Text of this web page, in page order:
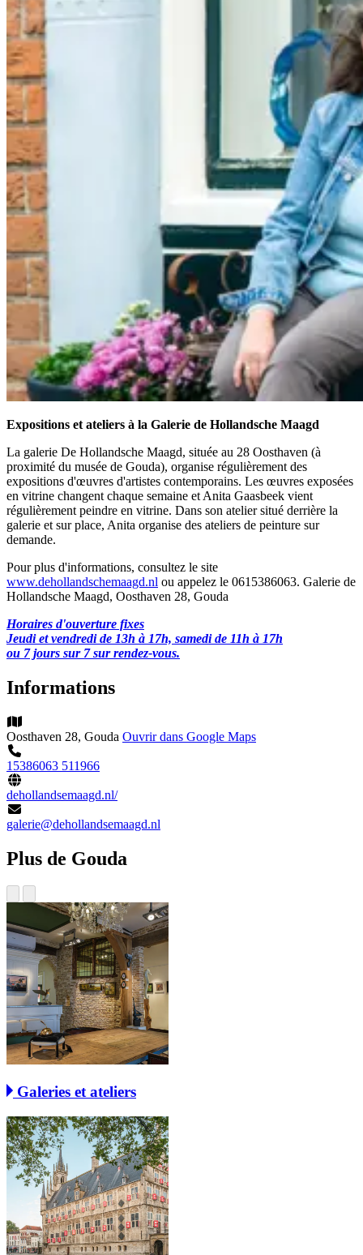
Expositions et ateliers à la Galerie de Hollandsche Maagd
La galerie De Hollandsche Maagd, située au 28 Oosthaven (à
proximité du musée de Gouda), organise régulièrement des
expositions d'œuvres d'artistes contemporains. Les œuvres exposées
en vitrine changent chaque semaine et Anita Gaasbeek vient
régulièrement peindre en vitrine. Dans son atelier situé derrière la
galerie et sur place, Anita organise des ateliers de peinture sur
demande.
Pour plus d'informations, consultez le site
www.dehollandschemaagd.nl ou appelez le 0615386063. Galerie de
Hollandsche Maagd, Oosthaven 28, Gouda
Horaires d'ouverture fixes
Jeudi et vendredi de 13h à 17h, samedi de 11h à 17h
ou 7 jours sur 7 sur rendez-vous.
Informations
Oosthaven 28, Gouda Ouvrir dans Google Maps
15386063 511966
dehollandsemaagd.nl/
galerie@dehollandsemaagd.nl
Plus de Gouda
Galeries et ateliers